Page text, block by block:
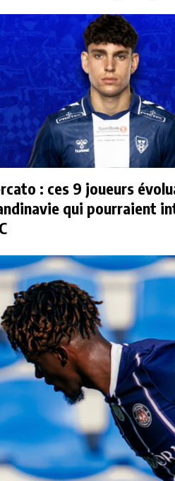
: ces 9 joueurs
qui pourraient